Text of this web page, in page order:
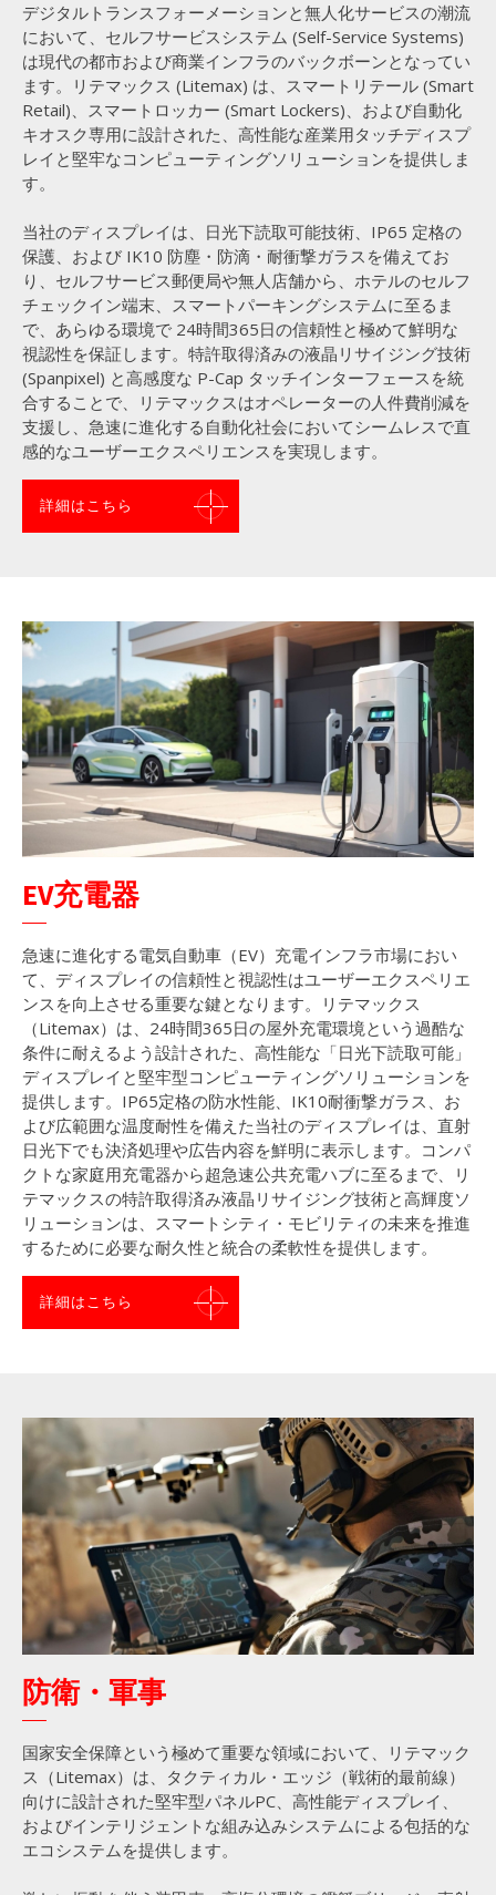
デジタルトランスフォーメーションと無人化サービスの潮流
において、セルフサービスシステム (Self-Service Systems)
は現代の都市および商業インフラのバックボーンとなってい
ます。リテマックス (Litemax) は、スマートリテール (Smart
Retail)、スマートロッカー (Smart Lockers)、および自動化
キオスク専用に設計された、高性能な産業用タッチディスプ
レイと堅牢なコンピューティングソリューションを提供しま
す。
当社のディスプレイは、日光下読取可能技術、IP65 定格の
保護、および IK10 防塵・防滴・耐衝撃ガラスを備えてお
り、セルフサービス郵便局や無人店舗から、ホテルのセルフ
チェックイン端末、スマートパーキングシステムに至るま
で、あらゆる環境で 24時間365日の信頼性と極めて鮮明な
視認性を保証します。特許取得済みの液晶リサイジング技術
(Spanpixel) と高感度な P-Cap タッチインターフェースを統
合することで、リテマックスはオペレーターの人件費削減を
支援し、急速に進化する自動化社会においてシームレスで直
感的なユーザーエクスペリエンスを実現します。
詳細はこちら
EV充電器
急速に進化する電気自動車（EV）充電インフラ市場におい
て、ディスプレイの信頼性と視認性はユーザーエクスペリエ
ンスを向上させる重要な鍵となります。リテマックス
（Litemax）は、24時間365日の屋外充電環境という過酷な
条件に耐えるよう設計された、高性能な「日光下読取可能」
ディスプレイと堅牢型コンピューティングソリューションを
提供します。IP65定格の防水性能、IK10耐衝撃ガラス、お
よび広範囲な温度耐性を備えた当社のディスプレイは、直射
日光下でも決済処理や広告内容を鮮明に表示します。コンパ
クトな家庭用充電器から超急速公共充電ハブに至るまで、リ
テマックスの特許取得済み液晶リサイジング技術と高輝度ソ
リューションは、スマートシティ・モビリティの未来を推進
するために必要な耐久性と統合の柔軟性を提供します。
詳細はこちら
防衛・軍事
国家安全保障という極めて重要な領域において、リテマック
ス（Litemax）は、タクティカル・エッジ（戦術的最前線）
向けに設計された堅牢型パネルPC、高性能ディスプレイ、
およびインテリジェントな組み込みシステムによる包括的な
エコシステムを提供します。